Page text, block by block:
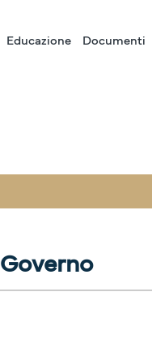
Educazione Documenti
Governo